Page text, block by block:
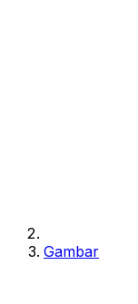
Gambar